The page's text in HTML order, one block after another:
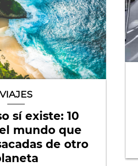
VIAJES
sí existe: 10
mundo que
de otro